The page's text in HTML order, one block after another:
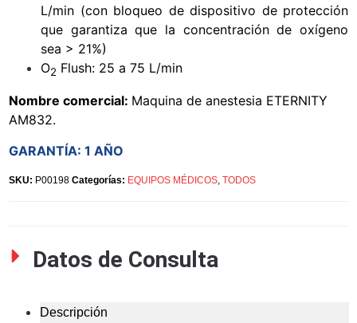
L/min (con bloqueo de dispositivo de protección
que garantiza que la concentración de oxígeno
sea > 21%)
O2 Flush: 25 a 75 L/min
Nombre comercial: Maquina de anestesia ETERNITY
AM832.
GARANTÍA: 1 AÑO
SKU: P00198 Categorías: EQUIPOS MÉDICOS, TODOS
Datos de Consulta
Descripción